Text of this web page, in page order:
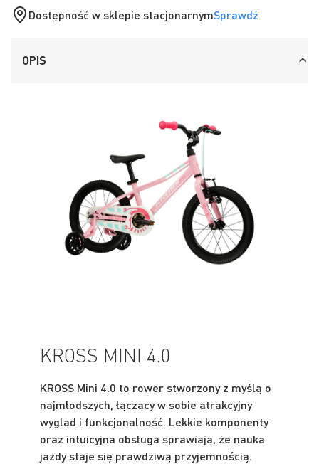
Dostępność w sklepie stacjonarnymSprawdź
OPIS
KROSS MINI 4.0
KROSS Mini 4.0 to rower stworzony z myślą o
najmłodszych, łączący w sobie atrakcyjny
wygląd i funkcjonalność. Lekkie komponenty
oraz intuicyjna obsługa sprawiają, że nauka
jazdy staje się prawdziwą przyjemnością.